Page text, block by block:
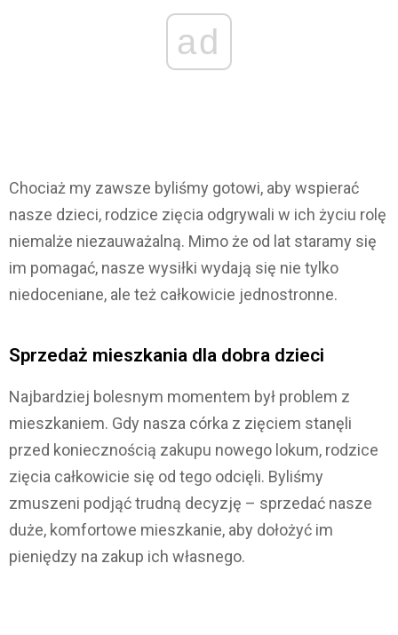
ad
Chociaż my zawsze byliśmy gotowi, aby wspierać
nasze dzieci, rodzice zięcia odgrywali w ich życiu rolę
niemalże niezauważalną. Mimo że od lat staramy się
im pomagać, nasze wysiłki wydają się nie tylko
niedoceniane, ale też całkowicie jednostronne.
Sprzedaż mieszkania dla dobra dzieci
Najbardziej bolesnym momentem był problem z
mieszkaniem. Gdy nasza córka z zięciem stanęli
przed koniecznością zakupu nowego lokum, rodzice
zięcia całkowicie się od tego odcięli. Byliśmy
zmuszeni podjąć trudną decyzję – sprzedać nasze
duże, komfortowe mieszkanie, aby dołożyć im
pieniędzy na zakup ich własnego.